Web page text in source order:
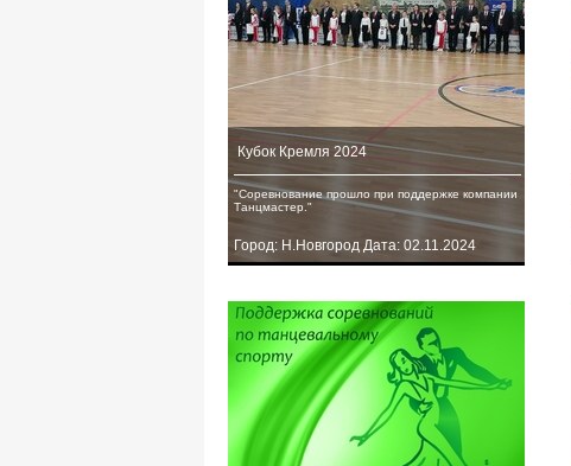
Кубок Кремля 2024
"Соревнование прошло при поддержке компании
Танцмастер."
Город: Н.Новгород Дата: 02.11.2024